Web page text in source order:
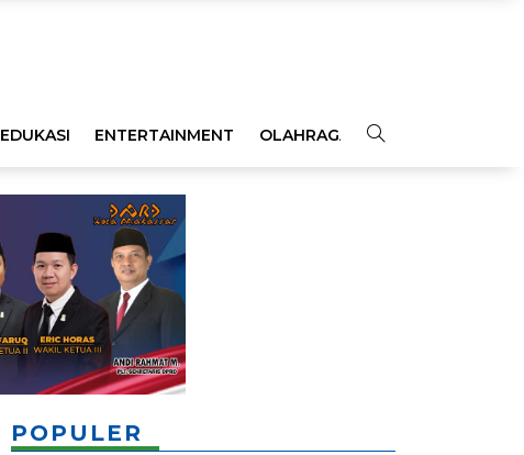
EDUKASI ENTERTAINMENT OLAHRAGA OPINI
POPULER